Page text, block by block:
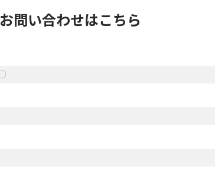
お問い合わせはこちら